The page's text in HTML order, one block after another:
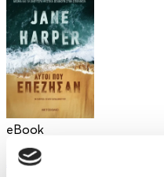
eBook
Αυτοί που επέζησαν